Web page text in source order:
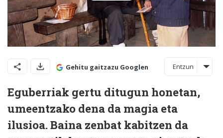
Gehitu gaitzazu Googlen Entzun
Eguberriak gertu ditugun honetan,
umeentzako dena da magia eta
ilusioa. Baina zenbat kabitzen da